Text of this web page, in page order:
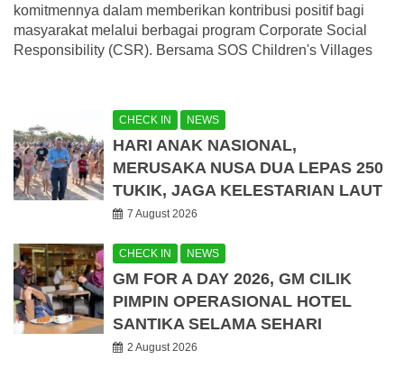
komitmennya dalam memberikan kontribusi positif bagi
masyarakat melalui berbagai program Corporate Social
Responsibility (CSR). Bersama SOS Children's Villages
CHECK IN NEWS
HARI ANAK NASIONAL,
MERUSAKA NUSA DUA LEPAS 250
TUKIK, JAGA KELESTARIAN LAUT
7 August 2026
CHECK IN NEWS
GM FOR A DAY 2026, GM CILIK
PIMPIN OPERASIONAL HOTEL
SANTIKA SELAMA SEHARI
2 August 2026